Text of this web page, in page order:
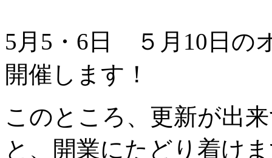
5月5・6日 ５月10日の
開催します！
このところ、更新が出
と、開業にたどり着け